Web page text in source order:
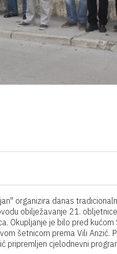
organizira danas
obilježavanje 21.
Okupljanje je bilo pred kućom
šetnicom prema Vili Anzić.
pripremljen cjelodnevni